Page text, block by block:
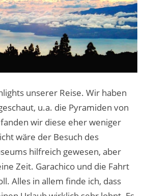
unserer Reise. Wir haben
u.a. die Pyramiden von
wir diese eher weniger
wäre der Besuch des
hilfreich gewesen, aber
Zeit. Garachico und die Fahrt
Alles in allem finde ich, dass